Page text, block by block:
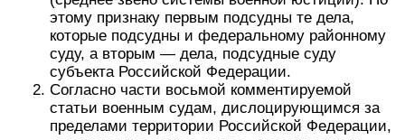
этому признаку первым подсудны те дела,
которые подсудны и федеральному районному
суду, а вторым — дела, подсудные суду
субъекта Российской Федерации.
Согласно части восьмой комментируемой
статьи военным судам, дислоцирующимся за
пределами территории Российской Федерации,